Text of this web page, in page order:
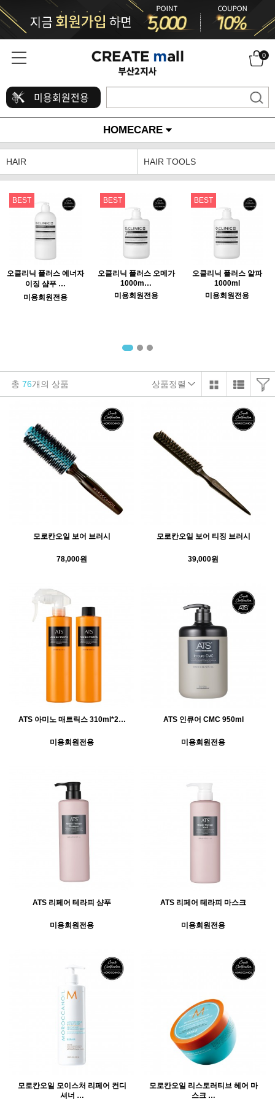
0
미용회원전용
HOMECARE
HAIR HAIR TOOLS
BEST
오클리닉 플러스 에너자
이징 샴푸 …
미용회원전용
BEST
오클리닉 플러스 오메가
1000m…
미용회원전용
BEST
오클리닉 플러스 알파
1000ml
미용회원전용
총 76개의 상품 상품정렬
모로칸오일 보어 브러시
78,000원
모로칸오일 보어 티징 브러시
39,000원
ATS 아미노 매트릭스 310ml*2…
미용회원전용
ATS 인큐어 CMC 950ml
미용회원전용
ATS 리페어 테라피 샴푸
미용회원전용
ATS 리페어 테라피 마스크
미용회원전용
모로칸오일 모이스처 리페어 컨디
셔너 …
모로칸오일 리스토러티브 헤어 마
스크 …